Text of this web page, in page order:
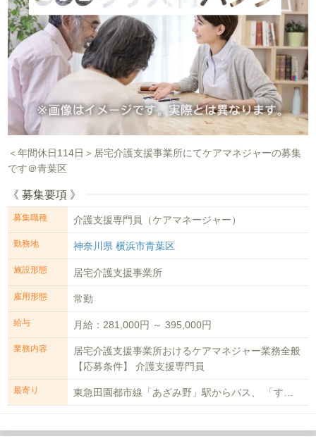
＜年間休日114日＞居宅介護支援事業所にてケアマネジャーの募集
です＠青葉区
《 募集要項 》
募集職種 介護支援専門員（ケアマネージャー）
勤務地 神奈川県 横浜市青葉区
施設形態 居宅介護支援事業所
雇用形態 常勤
給与 月給：281,000円 ～ 395,000円
業務内容
居宅介護支援事業所おけるケアマネジャー業務全般
【応募条件】 介護支援専門員
最寄り